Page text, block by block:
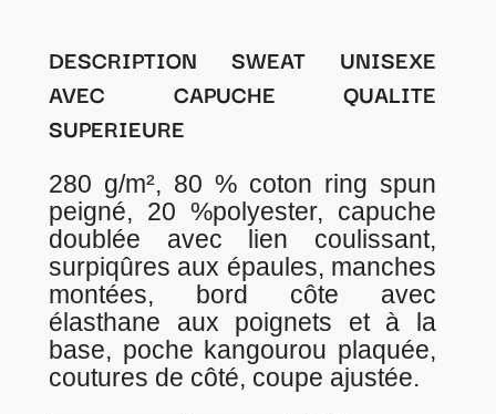
DESCRIPTION SWEAT UNISEXE
AVEC CAPUCHE QUALITE
SUPERIEURE
280 g/m², 80 % coton ring spun
peigné, 20 %polyester, capuche
doublée avec lien coulissant,
surpiqûres aux épaules, manches
montées, bord côte avec
élasthane aux poignets et à la
base, poche kangourou plaquée,
coutures de côté, coupe ajustée.